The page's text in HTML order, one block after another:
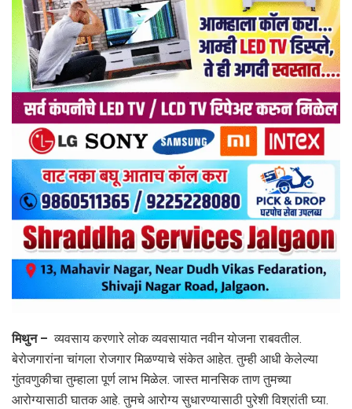
मिथुन – व्यवसाय करणारे लोक व्यवसायात नवीन योजना राबवतील.
बेरोजगारांना चांगला रोजगार मिळण्याचे संकेत आहेत. तुम्ही आधी केलेल्या
गुंतवणुकीचा तुम्हाला पूर्ण लाभ मिळेल. जास्त मानसिक ताण तुमच्या
आरोग्यासाठी घातक आहे. तुमचे आरोग्य सुधारण्यासाठी पुरेशी विश्रांती घ्या.